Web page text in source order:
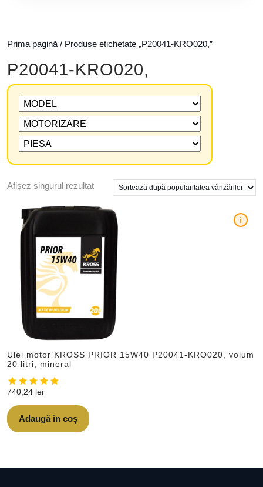
Prima pagină / Produse etichetate „P20041-KRO020,”
P20041-KRO020,
Afișez singurul rezultat
Ulei motor KROSS PRIOR 15W40 P20041-KRO020, volum
20 litri, mineral
i
740,24 lei
Adaugă în coș